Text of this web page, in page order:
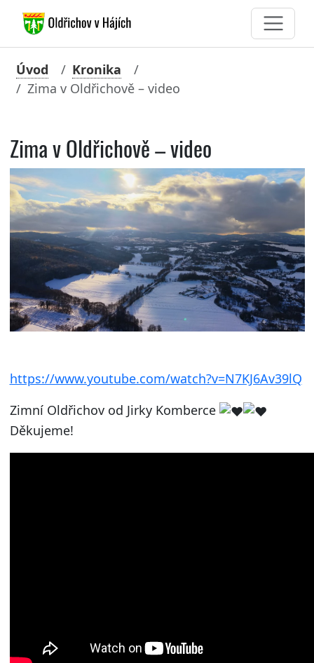
Úvod
Kronika
Zima v Oldřichově – video
Zima v Oldřichově – video
https://www.youtube.com/watch?v=N7KJ6Av39lQ
Zimní Oldřichov od Jirky Komberce
Děkujeme!